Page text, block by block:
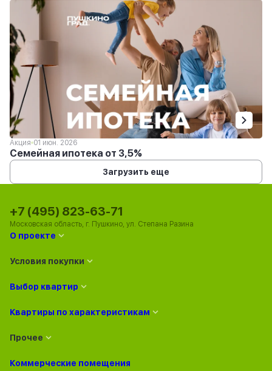
Акция 01 июн. 2026
Семейная ипотека от 3,5%
Загрузить еще
О проекте
Условия покупки
Выбор квартир
Квартиры по характеристикам
Прочее
Коммерческие помещения
+7 (495) 823-63-71
Московская область, г. Пушкино, ул. Степана Разина